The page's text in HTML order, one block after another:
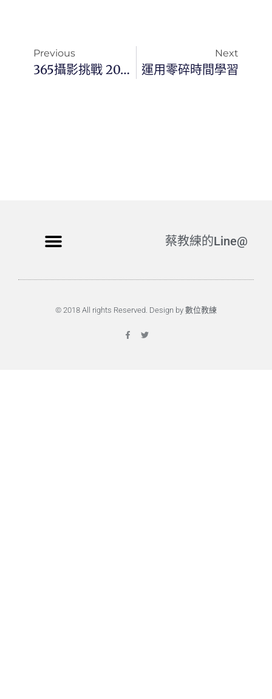
Previous
365攝影挑戰 20240309(六) 069/366 Day2972
Next
運用零碎時間學習
蔡教練的Line@
© 2018 All rights Reserved. Design by 數位教練